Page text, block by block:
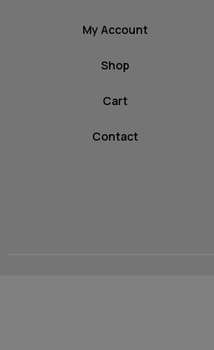
My Account
Shop
Cart
Contact